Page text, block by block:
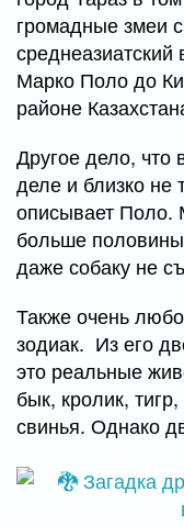
громадные змеи
среднеазиатский
Марко Поло до
районе
Другое дело, что
деле и близко не
описывает Поло.
больше половины
даже собаку не
Также очень
зодиак. Из его
это реальные
бык, кролик,
свинья. Однако